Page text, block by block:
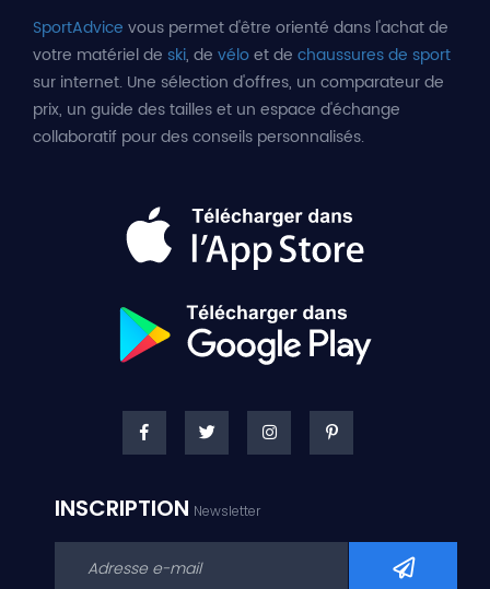
SportAdvice vous permet d'être orienté dans l'achat de
votre matériel de ski, de véloet de chaussures de sport
sur internet. Une sélection d'offres, un comparateur de
prix, un guide des tailles et un espace d'échange
collaboratif pour des conseils personnalisés.
INSCRIPTION Newsletter